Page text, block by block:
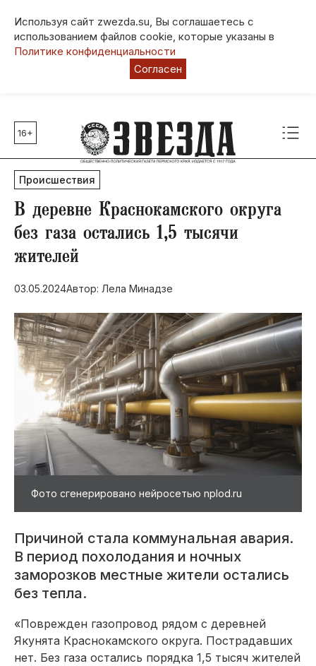
Используя сайт zwezda.su, Вы соглашаетесь с
использованием файлов cookie, которые указаны в
Политике конфиденциальности
Согласен
Главные темы
80 лет Победы
Молодежная столица РФ
СВО
Выборы в Пермском крае
Социальная поддержка
Инфраструктура
Благоустройство
16+
Происшествия
В деревне Краснокамского округа
без газа остались 1,5 тысячи
жителей
03.05.2024Автор: Лела Минадзе
Фото сгенерировано нейросетью nplod.ru
Причиной стала коммунальная авария.
В период похолодания и ночных
заморозков местные жители остались
без тепла.
«Поврежден газопровод рядом с деревней
Якунята Краснокамского округа. Пострадавших
нет. Без газа остались порядка 1,5 тысяч жителей